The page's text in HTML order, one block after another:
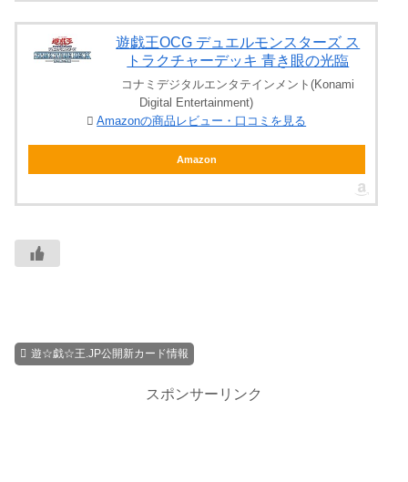
遊戯王OCG デュエルモンスターズ ス
トラクチャーデッキ 青き眼の光臨
コナミデジタルエンタテインメント(Konami
Digital Entertainment)
Amazonの商品レビュー・口コミを見る
Amazon
遊☆戯☆王.JP公開新カード情報
スポンサーリンク